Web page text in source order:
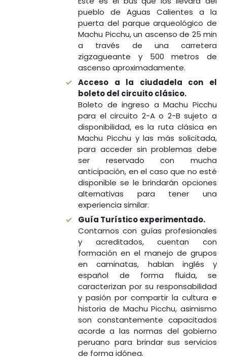
pueblo de Aguas Calientes a la
puerta del parque arqueológico de
Machu Picchu, un ascenso de 25 min
a través de una carretera
zigzagueante y 500 metros de
ascenso aproximadamente.
Acceso a la ciudadela con el
boleto del circuito clásico.
Boleto de ingreso a Machu Picchu
para el circuito 2-A o 2-B sujeto a
disponibilidad, es la ruta clásica en
Machu Picchu y las más solicitada,
para acceder sin problemas debe
ser reservado con mucha
anticipación, en el caso que no esté
disponible se le brindarán opciones
alternativas para tener una
experiencia similar.
Guía Turístico experimentado.
Contamos con guías profesionales
y acreditados, cuentan con
formación en el manejo de grupos
en caminatas, hablan inglés y
español de forma fluida, se
caracterizan por su responsabilidad
y pasión por compartir la cultura e
historia de Machu Picchu, asimismo
son constantemente capacitados
acorde a las normas del gobierno
peruano para brindar sus servicios
de forma idónea.